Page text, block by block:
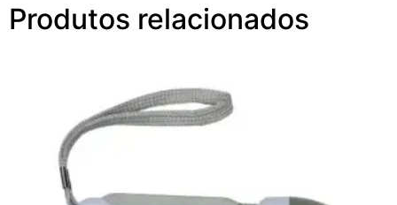
Produtos relacionados